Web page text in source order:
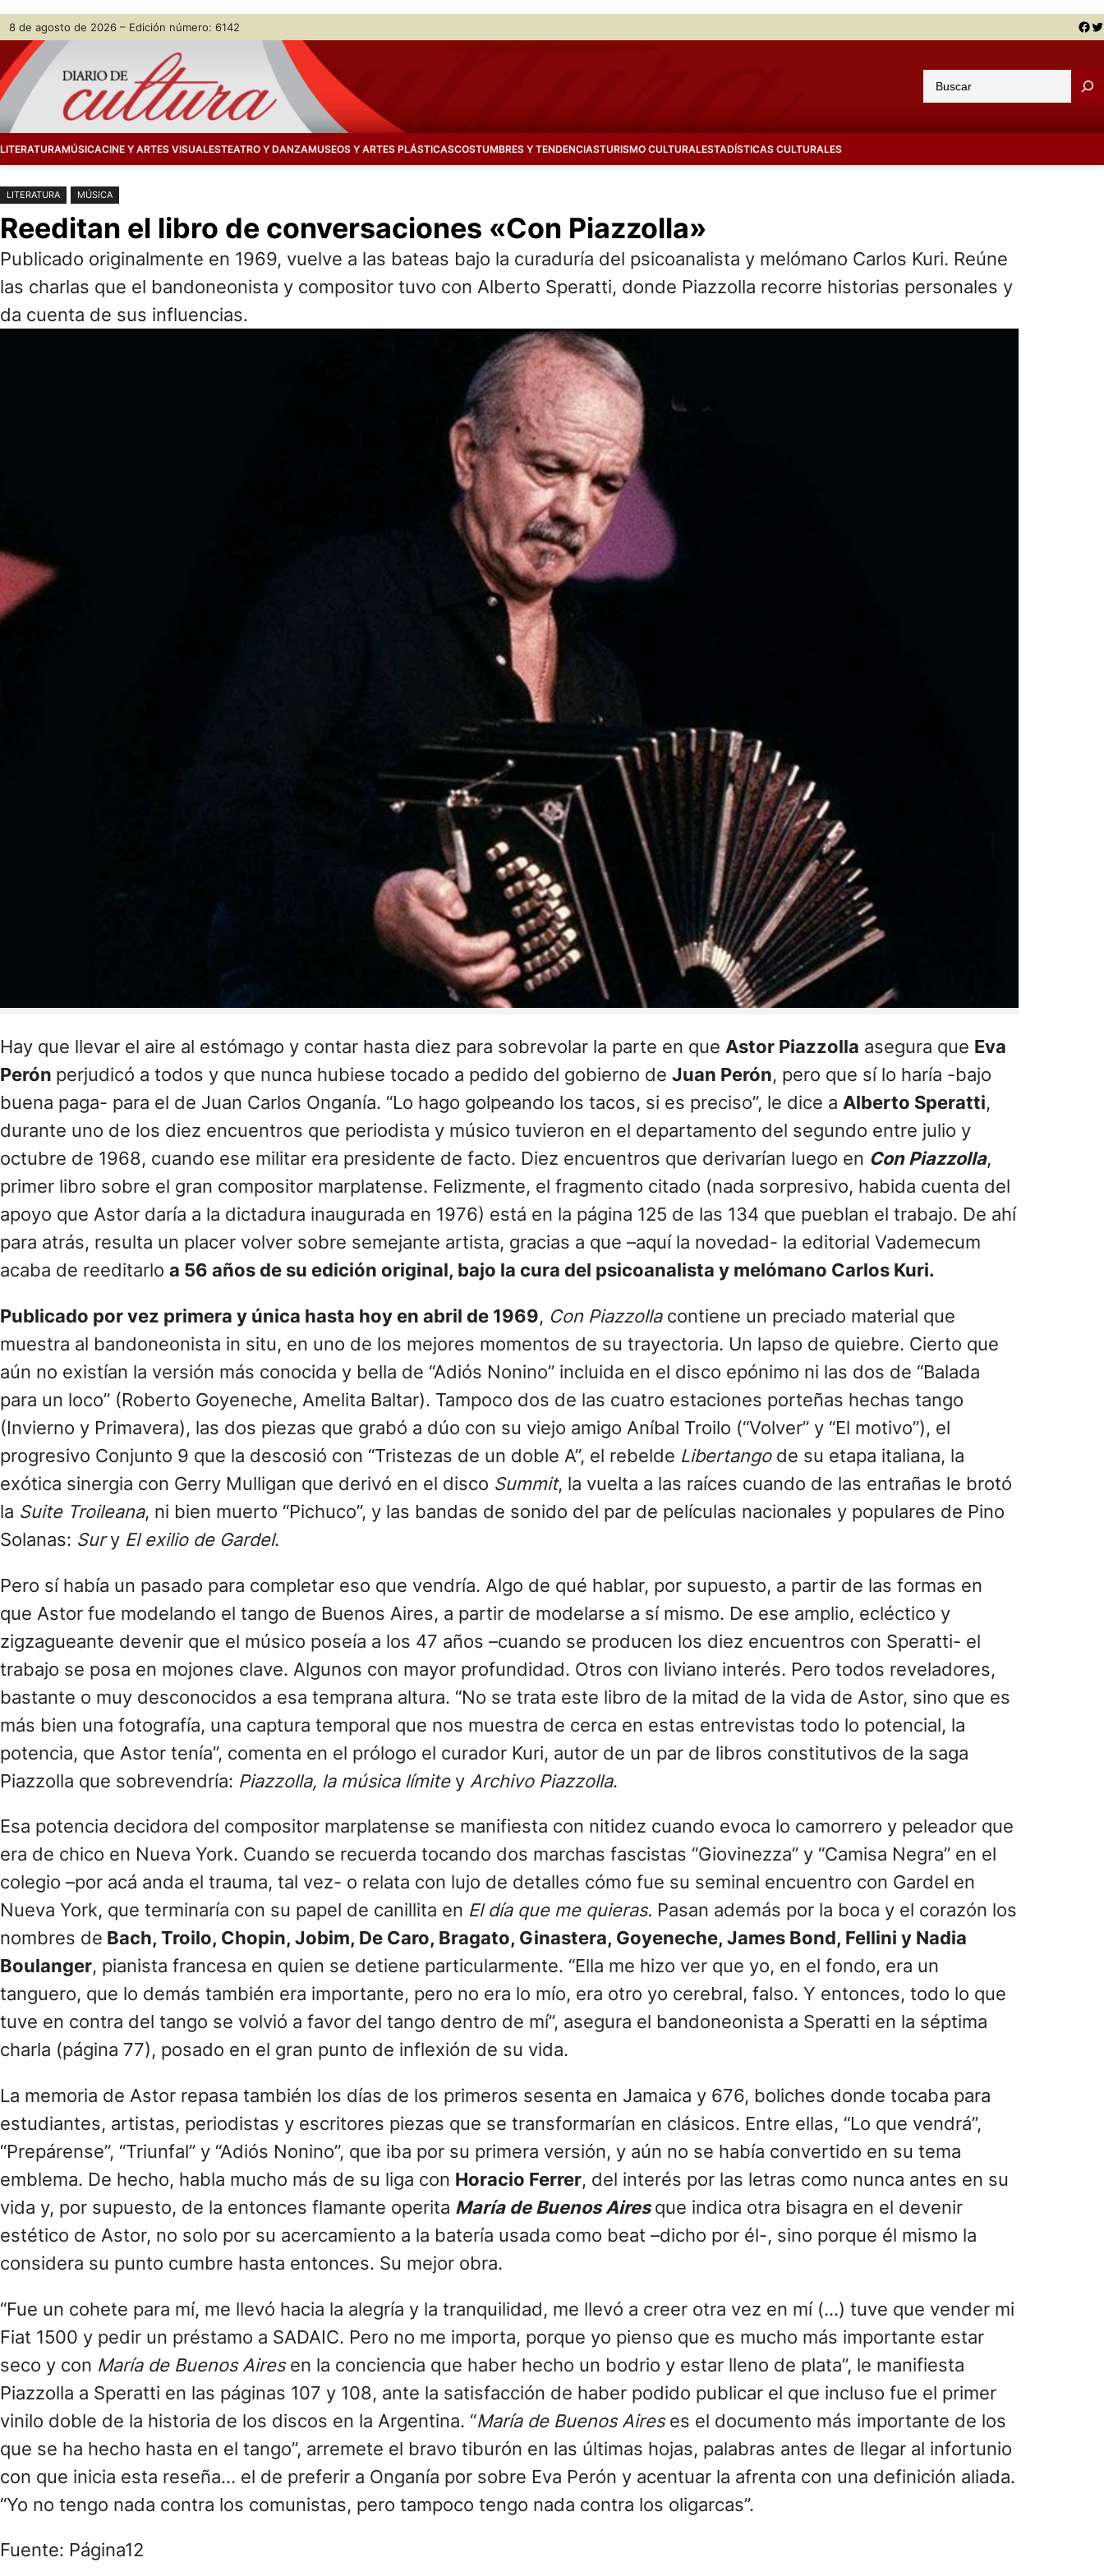
Saltar
contenido
Skip
content
8 de agosto de 2026 – Edición número: 6142 Facebook Twitter
u
a
LITERATURAMÚSICACINE Y ARTES VISUALESTEATRO Y DANZAMUSEOS Y ARTES PLÁSTICASCOSTUMBRES Y TENDENCIASTURISMO CULTURALESTADÍSTICAS CULTURALES
LITERATURA MÚSICA
Reeditan el libro de conversaciones «Con Piazzolla»
Publicado originalmente en 1969, vuelve a las bateas bajo la curaduría del psicoanalista y melómano Carlos Kuri. Reúne
las charlas que el bandoneonista y compositor tuvo con Alberto Speratti, donde Piazzolla recorre historias personales y
da cuenta de sus influencias.
Hay que llevar el aire al estómago y contar hasta diez para sobrevolar la parte en que Astor Piazzolla asegura que Eva
Perón perjudicó a todos y que nunca hubiese tocado a pedido del gobierno de Juan Perón, pero que sí lo haría -bajo
buena paga- para el de Juan Carlos Onganía. “Lo hago golpeando los tacos, si es preciso”, le dice a Alberto Speratti,
durante uno de los diez encuentros que periodista y músico tuvieron en el departamento del segundo entre julio y
octubre de 1968, cuando ese militar era presidente de facto. Diez encuentros que derivarían luego en Con Piazzolla,
primer libro sobre el gran compositor marplatense. Felizmente, el fragmento citado (nada sorpresivo, habida cuenta del
apoyo que Astor daría a la dictadura inaugurada en 1976) está en la página 125 de las 134 que pueblan el trabajo. De ahí
para atrás, resulta un placer volver sobre semejante artista, gracias a que –aquí la novedad- la editorial Vademecum
acaba de reeditarlo a 56 años de su edición original, bajo la cura del psicoanalista y melómano Carlos Kuri.
Publicado por vez primera y única hasta hoy en abril de 1969, Con Piazzollacontiene un preciado material que
muestra al bandoneonista in situ, en uno de los mejores momentos de su trayectoria. Un lapso de quiebre. Cierto que
aún no existían la versión más conocida y bella de “Adiós Nonino” incluida en el disco epónimo ni las dos de “Balada
para un loco” (Roberto Goyeneche, Amelita Baltar). Tampoco dos de las cuatro estaciones porteñas hechas tango
(Invierno y Primavera), las dos piezas que grabó a dúo con su viejo amigo Aníbal Troilo (“Volver” y “El motivo”), el
progresivo Conjunto 9 que la descosió con “Tristezas de un doble A”, el rebelde Libertangode su etapa italiana, la
exótica sinergia con Gerry Mulligan que derivó en el disco Summit, la vuelta a las raíces cuando de las entrañas le brotó
la Suite Troileana, ni bien muerto “Pichuco”, y las bandas de sonido del par de películas nacionales y populares de Pino
Solanas: Sury El exilio de Gardel.
Pero sí había un pasado para completar eso que vendría. Algo de qué hablar, por supuesto, a partir de las formas en
que Astor fue modelando el tango de Buenos Aires, a partir de modelarse a sí mismo. De ese amplio, ecléctico y
zigzagueante devenir que el músico poseía a los 47 años –cuando se producen los diez encuentros con Speratti- el
trabajo se posa en mojones clave. Algunos con mayor profundidad. Otros con liviano interés. Pero todos reveladores,
bastante o muy desconocidos a esa temprana altura. “No se trata este libro de la mitad de la vida de Astor, sino que es
más bien una fotografía, una captura temporal que nos muestra de cerca en estas entrevistas todo lo potencial, la
potencia, que Astor tenía”, comenta en el prólogo el curador Kuri, autor de un par de libros constitutivos de la saga
Piazzolla que sobrevendría: Piazzolla, la música límitey Archivo Piazzolla.
Esa potencia decidora del compositor marplatense se manifiesta con nitidez cuando evoca lo camorrero y peleador que
era de chico en Nueva York. Cuando se recuerda tocando dos marchas fascistas “Giovinezza” y “Camisa Negra” en el
colegio –por acá anda el trauma, tal vez- o relata con lujo de detalles cómo fue su seminal encuentro con Gardel en
Nueva York, que terminaría con su papel de canillita en El día que me quieras. Pasan además por la boca y el corazón los
nombres de Bach, Troilo, Chopin, Jobim, De Caro, Bragato, Ginastera, Goyeneche, James Bond, Fellini y Nadia
Boulanger, pianista francesa en quien se detiene particularmente. “Ella me hizo ver que yo, en el fondo, era un
tanguero, que lo demás también era importante, pero no era lo mío, era otro yo cerebral, falso. Y entonces, todo lo que
tuve en contra del tango se volvió a favor del tango dentro de mí”, asegura el bandoneonista a Speratti en la séptima
charla (página 77), posado en el gran punto de inflexión de su vida.
La memoria de Astor repasa también los días de los primeros sesenta en Jamaica y 676, boliches donde tocaba para
estudiantes, artistas, periodistas y escritores piezas que se transformarían en clásicos. Entre ellas, “Lo que vendrá”,
“Prepárense”, “Triunfal” y “Adiós Nonino”, que iba por su primera versión, y aún no se había convertido en su tema
emblema. De hecho, habla mucho más de su liga con Horacio Ferrer, del interés por las letras como nunca antes en su
vida y, por supuesto, de la entonces flamante operita María de Buenos Aires que indica otra bisagra en el devenir
estético de Astor, no solo por su acercamiento a la batería usada como beat –dicho por él-, sino porque él mismo la
considera su punto cumbre hasta entonces. Su mejor obra.
“Fue un cohete para mí, me llevó hacia la alegría y la tranquilidad, me llevó a creer otra vez en mí (…) tuve que vender mi
Fiat 1500 y pedir un préstamo a SADAIC. Pero no me importa, porque yo pienso que es mucho más importante estar
seco y con María de Buenos Airesen la conciencia que haber hecho un bodrio y estar lleno de plata”, le manifiesta
Piazzolla a Speratti en las páginas 107 y 108, ante la satisfacción de haber podido publicar el que incluso fue el primer
vinilo doble de la historia de los discos en la Argentina. “María de Buenos Aireses el documento más importante de los
que se ha hecho hasta en el tango”, arremete el bravo tiburón en las últimas hojas, palabras antes de llegar al infortunio
con que inicia esta reseña… el de preferir a Onganía por sobre Eva Perón y acentuar la afrenta con una definición aliada.
“Yo no tengo nada contra los comunistas, pero tampoco tengo nada contra los oligarcas”.
Fuente: Página12